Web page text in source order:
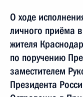
О ходе
личного приёма
жителя
по поручению
заместителем
Президента